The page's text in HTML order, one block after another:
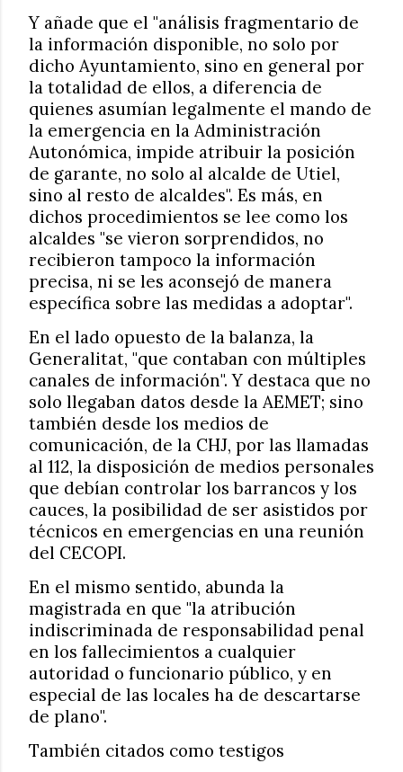
Y añade que el "análisis fragmentario de
la información disponible, no solo por
dicho Ayuntamiento, sino en general por
la totalidad de ellos, a diferencia de
quienes asumían legalmente el mando de
la emergencia en la Administración
Autonómica, impide atribuir la posición
de garante, no solo al alcalde de Utiel,
sino al resto de alcaldes". Es más, en
dichos procedimientos se lee como los
alcaldes "se vieron sorprendidos, no
recibieron tampoco la información
precisa, ni se les aconsejó de manera
específica sobre las medidas a adoptar".
En el lado opuesto de la balanza, la
Generalitat, "que contaban con múltiples
canales de información". Y destaca que no
solo llegaban datos desde la AEMET; sino
también desde los medios de
comunicación, de la CHJ, por las llamadas
al 112, la disposición de medios personales
que debían controlar los barrancos y los
cauces, la posibilidad de ser asistidos por
técnicos en emergencias en una reunión
del CECOPI.
En el mismo sentido, abunda la
magistrada en que "la atribución
indiscriminada de responsabilidad penal
en los fallecimientos a cualquier
autoridad o funcionario público, y en
especial de las locales ha de descartarse
de plano".
También citados como testigos